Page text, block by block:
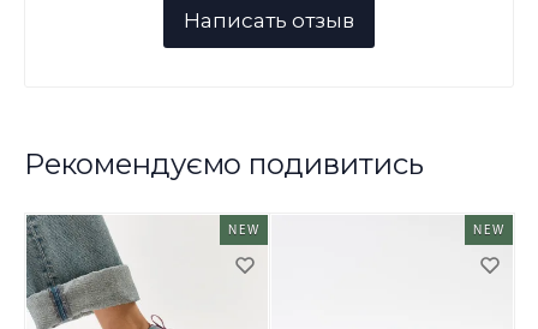
Рекомендуємо подивитись
NEW NEW